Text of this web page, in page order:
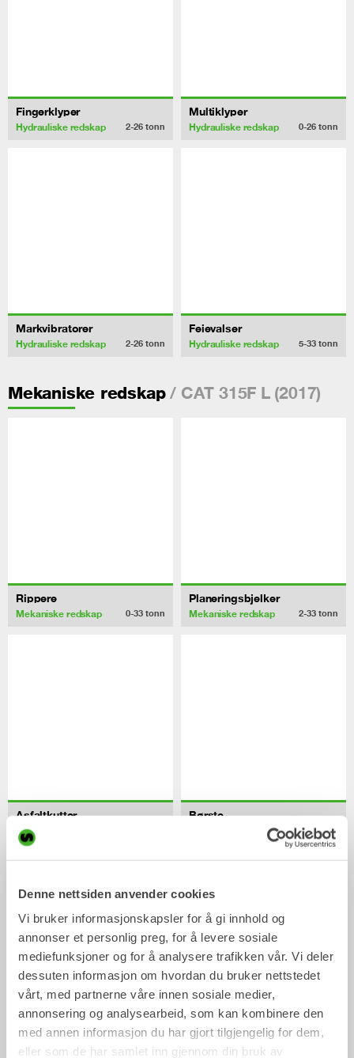
Denne nettsiden anvender cookies
Vi bruker informasjonskapsler for å gi innhold og
annonser et personlig preg, for å levere sosiale
mediefunksjoner og for å analysere trafikken vår. Vi deler
dessuten informasjon om hvordan du bruker nettstedet
vårt, med partnerne våre innen sosiale medier,
annonsering og analysearbeid, som kan kombinere den
med annen informasjon du har gjort tilgjengelig for dem,
eller som de har samlet inn gjennom din bruk av
Fingerklyper
Hydrauliske redskap 2-26 tonn
Multiklyper
Hydrauliske redskap 0-26 tonn
Markvibratorer
Hydrauliske redskap 2-26 tonn
Feievalser
Hydrauliske redskap 5-33 tonn
Mekaniske redskap/ CAT 315F L (2017)
Rippere
Mekaniske redskap 0-33 tonn
Planeringsbjelker
Mekaniske redskap 2-33 tonn
Asfaltkutter
Mekaniske redskap
Børste
Mekaniske redskap 2-20tonn
Pallegafler
Mekaniske redskap 2-33 tonn